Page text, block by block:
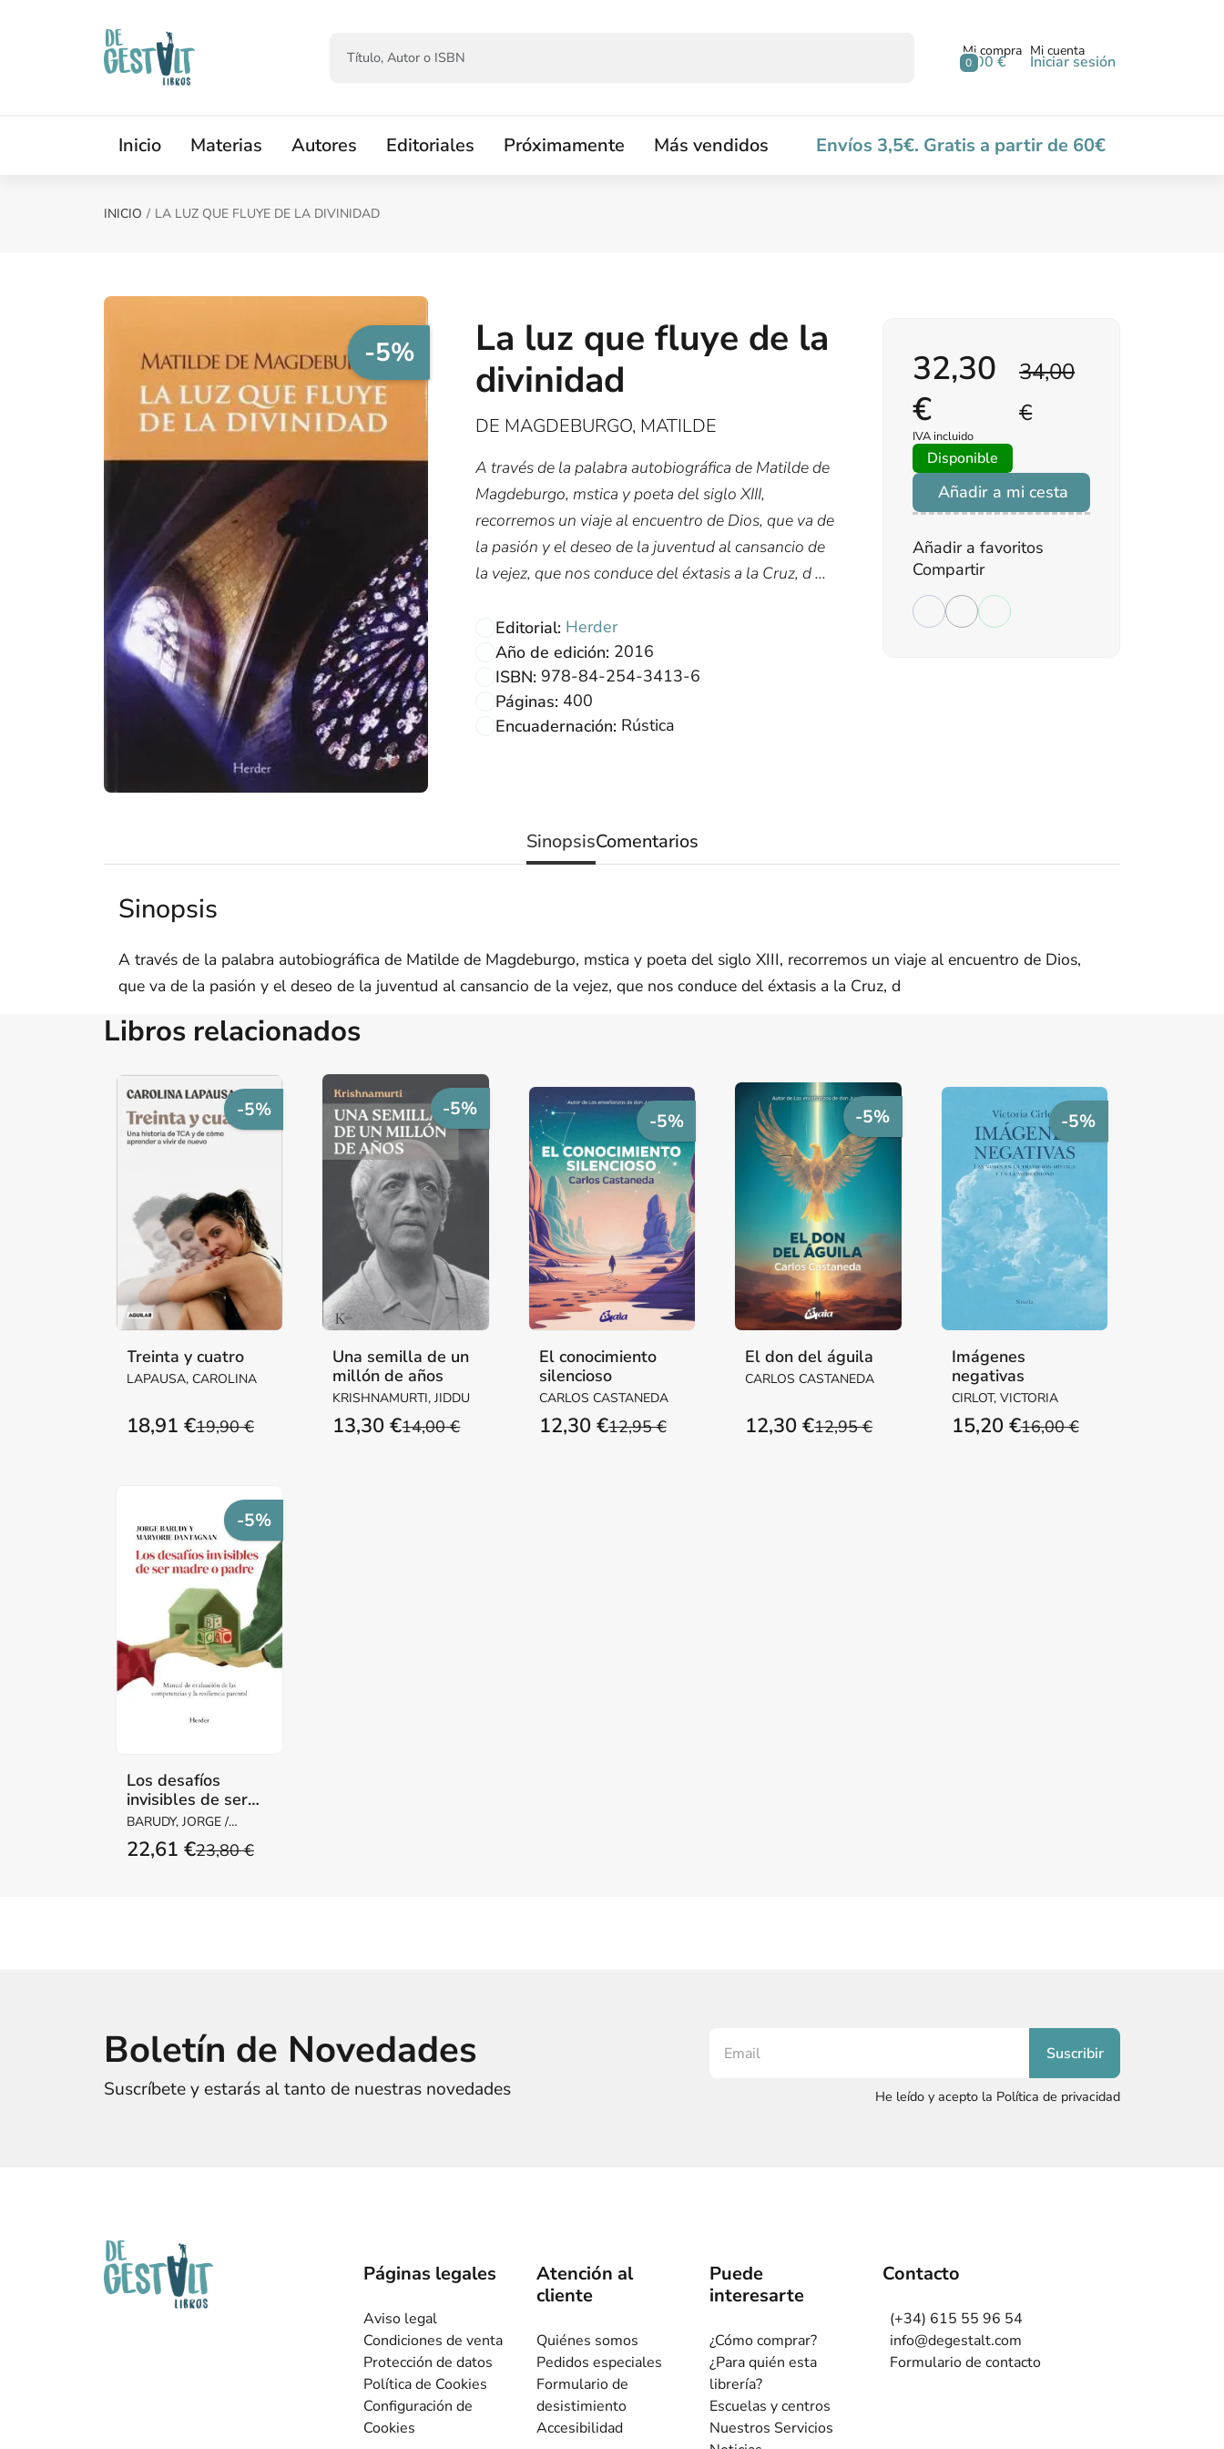
0
Mi compra
0,00 €
Mi cuenta
Iniciar sesión
Inicio Materias Autores Editoriales Próximamente Más vendidos Envíos 3,5€. Gratis a partir de 60€
INICIO LA LUZ QUE FLUYE DE LA DIVINIDAD
-5%
La luz que fluye de la
divinidad
DE MAGDEBURGO, MATILDE
A través de la palabra autobiográfica de Matilde de
Magdeburgo, m­stica y poeta del siglo XIII,
recorremos un viaje al encuentro de Dios, que va de
la pasión y el deseo de la juventud al cansancio de
la vejez, que nos conduce del éxtasis a la Cruz, d ...
Editorial: Herder
Año de edición: 2016
ISBN: 978-84-254-3413-6
Páginas: 400
Encuadernación: Rústica
34,00
€
32,30
€
IVA incluido
Disponible
Añadir a mi cesta
Añadir a favoritos
Compartir
SinopsisComentarios
Sinopsis
A través de la palabra autobiográfica de Matilde de Magdeburgo, m­stica y poeta del siglo XIII, recorremos un viaje al encuentro de Dios,
que va de la pasión y el deseo de la juventud al cansancio de la vejez, que nos conduce del éxtasis a la Cruz, d
Libros relacionados
-5%
Treinta y cuatro
LAPAUSA, CAROLINA
19,90 €
18,91 €
-5%
Una semilla de un
millón de años
KRISHNAMURTI, JIDDU
14,00 €
13,30 €
-5%
El conocimiento
silencioso
CARLOS CASTANEDA
12,95 €
12,30 €
-5%
El don del águila
CARLOS CASTANEDA
12,95 €
12,30 €
-5%
Imágenes
negativas
CIRLOT, VICTORIA
16,00 €
15,20 €
-5%
Los desafíos
invisibles de ser
madre o padre
BARUDY, JORGE /
DANTAGNAN,
MARYORIE 23,80 €
22,61 €
Boletín de Novedades
Suscríbete y estarás al tanto de nuestras novedades He leído y acepto la Política de privacidad
Páginas legales
Aviso legal
Condiciones de venta
Protección de datos
Política de Cookies
Configuración de
Cookies
Atención al
cliente
Quiénes somos
Pedidos especiales
Formulario de
desistimiento
Accesibilidad
Puede
interesarte
¿Cómo comprar?
¿Para quién esta
librería?
Escuelas y centros
Nuestros Servicios
Contacto
(+34) 615 55 96 54
info@degestalt.com
Formulario de contacto